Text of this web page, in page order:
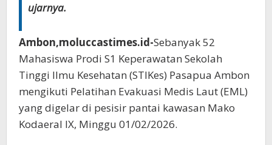
ujarnya.
Ambon,moluccastimes.id-Sebanyak 52
Mahasiswa Prodi S1 Keperawatan Sekolah
Tinggi Ilmu Kesehatan (STIKes) Pasapua Ambon
mengikuti Pelatihan Evakuasi Medis Laut (EML)
yang digelar di pesisir pantai kawasan Mako
Kodaeral IX, Minggu 01/02/2026.